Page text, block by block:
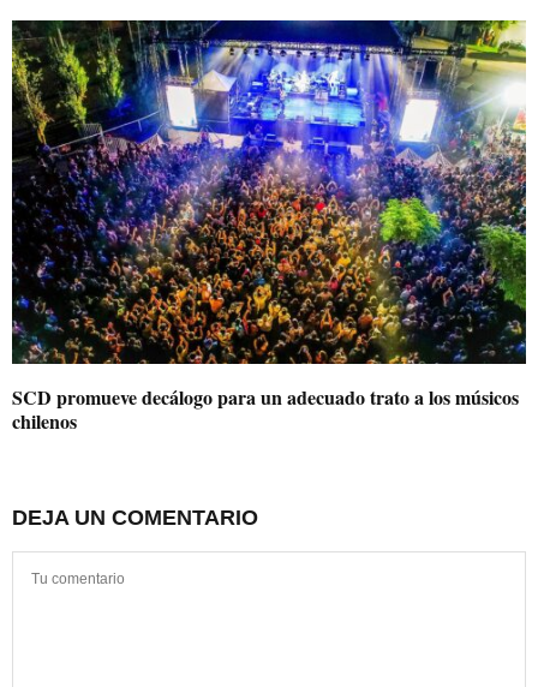
SCD promueve decálogo para un adecuado trato a los músicos
chilenos
DEJA UN COMENTARIO